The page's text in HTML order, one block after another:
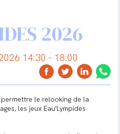
2026
14:30 - 18:00
le relooking de la
les jeux Eau'Lympides